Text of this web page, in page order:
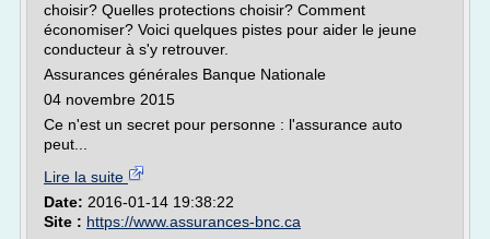
choisir? Quelles protections choisir? Comment
économiser? Voici quelques pistes pour aider le jeune
conducteur à s'y retrouver.
Assurances générales Banque Nationale
04 novembre 2015
Ce n'est un secret pour personne : l'assurance auto
peut...
Lire la suite
Date: 2016-01-14 19:38:22
Site : https://www.assurances-bnc.ca